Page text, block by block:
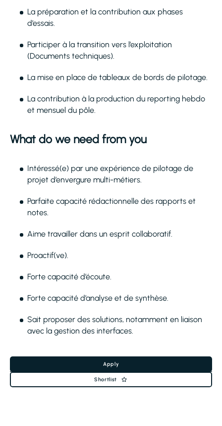
La préparation et la contribution aux phases
d’essais.
Participer à la transition vers l’exploitation
(Documents techniques).
La mise en place de tableaux de bords de pilotage.
La contribution à la production du reporting hebdo
et mensuel du pôle.
What do we need from you
Intéressé(e) par une expérience de pilotage de
projet d’envergure multi-métiers.
Parfaite capacité rédactionnelle des rapports et
notes.
Aime travailler dans un esprit collaboratif.
Proactif(ve).
Forte capacité d’écoute.
Forte capacité d’analyse et de synthèse.
Sait proposer des solutions, notamment en liaison
avec la gestion des interfaces.
Apply
Shortlist